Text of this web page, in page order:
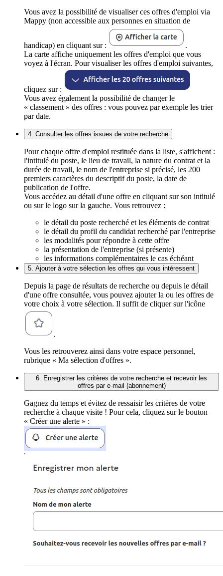
Vous avez la possibilité de visualiser ces offres d'emploi via
Mappy (non accessible aux personnes en situation de
handicap) en cliquant sur :
.
La carte affiche uniquement les offres d'emploi que vous
voyez à l'écran. Pour visualiser les offres d'emploi suivantes,
cliquez sur :
Vous avez également la possibilité de changer le
« classement » des offres : vous pouvez par exemple les trier
par date.
4. Consulter les offres issues de votre recherche
Pour chaque offre d'emploi restituée dans la liste, s'affichent :
l'intitulé du poste, le lieu de travail, la nature du contrat et la
durée de travail, le nom de l'entreprise si précisé, les 200
premiers caractères du descriptif du poste, la date de
publication de l'offre.
Vous accédez au détail d'une offre en cliquant sur son intitulé
ou sur le logo sur la gauche. Vous retrouvez :
le détail du poste recherché et les éléments de contrat
le détail du profil du candidat recherché par l'entreprise
les modalités pour répondre à cette offre
la présentation de l'entreprise (si présente)
les informations complémentaires le cas échéant
5. Ajouter à votre sélection les offres qui vous intéressent
Depuis la page de résultats de recherche ou depuis le détail
d'une offre consultée, vous pouvez ajouter la ou les offres de
votre choix à votre sélection. Il suffit de cliquer sur l'icône
.
Vous les retrouverez ainsi dans votre espace personnel,
rubrique « Ma sélection d'offres ».
6. Enregistrer les critères de votre recherche et recevoir les
offres par e-mail (abonnement)
Gagnez du temps et évitez de ressaisir les critères de votre
recherche à chaque visite ! Pour cela, cliquez sur le bouton
« Créer une alerte » :